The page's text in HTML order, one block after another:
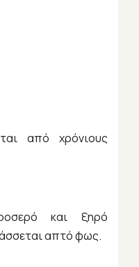
από χρόνιους
και ξηρό
απτό φως.